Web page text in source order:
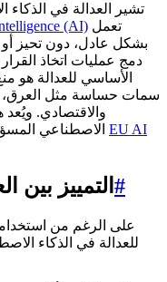
تشير العدالة في الذكاء
(AI)
بشكل عادل، دون تحيز أو
دمج عمليات اتخاذ
الأساسي للعدالة هو
سمات حساسة مثل العرق،
والاقتصادي. ويُعد
EU AI
التمييز بين #
على الرغم من
للعدالة في الذكاء